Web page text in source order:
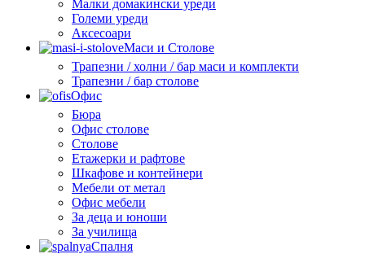
Малки домакински уреди
Големи уреди
Аксесоари
Маси и Столове
Трапезни / холни / бар маси и комплекти
Трапезни / бар столове
Офис
Бюра
Офис столове
Столове
Етажерки и рафтове
Шкафове и контейнери
Мебели от метал
Офис мебели
За деца и юноши
За училища
Спалня